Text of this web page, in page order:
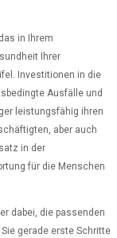
in Ihrem
Ihrer
Investitionen in die
Ausfälle und
leistungsfähig ihren
aber auch
in der
für die Menschen
dabei, die passenden
gerade erste Schritte